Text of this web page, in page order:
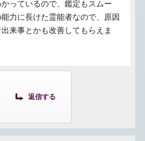
っているので、鑑定もスムー
力に長けた霊能者なので、原因
来事とかも改善してもらえま
返信する